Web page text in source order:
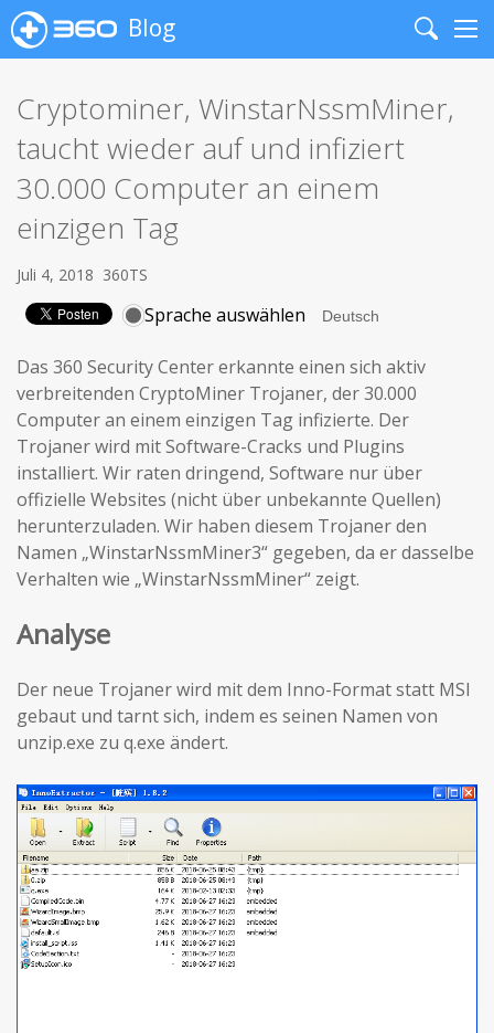
Blog
Search
Cryptominer, WinstarNssmMiner,
taucht wieder auf und infiziert
30.000 Computer an einem
einzigen Tag
Juli 4, 2018 360TS
Sprache auswählen
Das 360 Security Center erkannte einen sich aktiv
verbreitenden CryptoMiner Trojaner, der 30.000
Computer an einem einzigen Tag infizierte. Der
Trojaner wird mit Software-Cracks und Plugins
installiert. Wir raten dringend, Software nur über
offizielle Websites (nicht über unbekannte Quellen)
herunterzuladen. Wir haben diesem Trojaner den
Namen „WinstarNssmMiner3“ gegeben, da er dasselbe
Verhalten wie „WinstarNssmMiner“ zeigt.
Analyse
Der neue Trojaner wird mit dem Inno-Format statt MSI
gebaut und tarnt sich, indem es seinen Namen von
unzip.exe zu q.exe ändert.